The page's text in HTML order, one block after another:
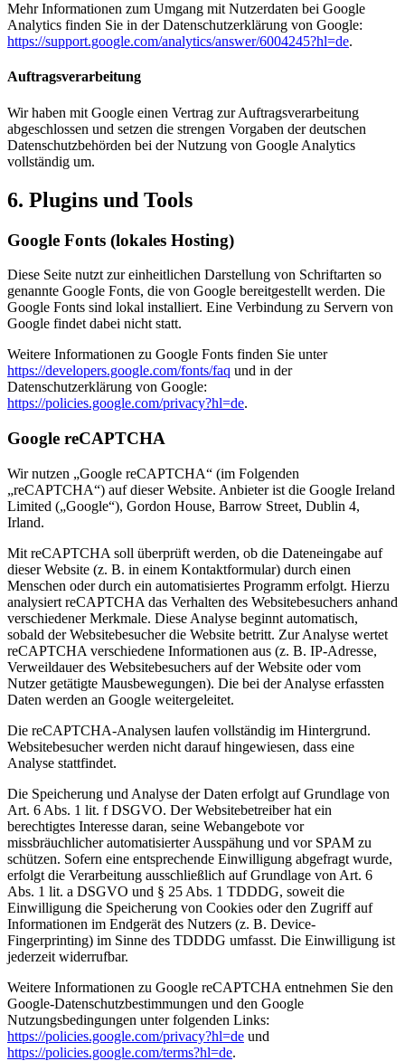
Mehr Informationen zum Umgang mit Nutzerdaten bei Google
Analytics finden Sie in der Datenschutzerklärung von Google:
https://support.google.com/analytics/answer/6004245?hl=de.
Auftragsverarbeitung
Wir haben mit Google einen Vertrag zur Auftragsverarbeitung
abgeschlossen und setzen die strengen Vorgaben der deutschen
Datenschutzbehörden bei der Nutzung von Google Analytics
vollständig um.
6. Plugins und Tools
Google Fonts (lokales Hosting)
Diese Seite nutzt zur einheitlichen Darstellung von Schriftarten so
genannte Google Fonts, die von Google bereitgestellt werden. Die
Google Fonts sind lokal installiert. Eine Verbindung zu Servern von
Google findet dabei nicht statt.
Weitere Informationen zu Google Fonts finden Sie unter
https://developers.google.com/fonts/faq und in der
Datenschutzerklärung von Google:
https://policies.google.com/privacy?hl=de.
Google reCAPTCHA
Wir nutzen „Google reCAPTCHA“ (im Folgenden
„reCAPTCHA“) auf dieser Website. Anbieter ist die Google Ireland
Limited („Google“), Gordon House, Barrow Street, Dublin 4,
Irland.
Mit reCAPTCHA soll überprüft werden, ob die Dateneingabe auf
dieser Website (z. B. in einem Kontaktformular) durch einen
Menschen oder durch ein automatisiertes Programm erfolgt. Hierzu
analysiert reCAPTCHA das Verhalten des Websitebesuchers anhand
verschiedener Merkmale. Diese Analyse beginnt automatisch,
sobald der Websitebesucher die Website betritt. Zur Analyse wertet
reCAPTCHA verschiedene Informationen aus (z. B. IP-Adresse,
Verweildauer des Websitebesuchers auf der Website oder vom
Nutzer getätigte Mausbewegungen). Die bei der Analyse erfassten
Daten werden an Google weitergeleitet.
Die reCAPTCHA-Analysen laufen vollständig im Hintergrund.
Websitebesucher werden nicht darauf hingewiesen, dass eine
Analyse stattfindet.
Die Speicherung und Analyse der Daten erfolgt auf Grundlage von
Art. 6 Abs. 1 lit. f DSGVO. Der Websitebetreiber hat ein
berechtigtes Interesse daran, seine Webangebote vor
missbräuchlicher automatisierter Ausspähung und vor SPAM zu
schützen. Sofern eine entsprechende Einwilligung abgefragt wurde,
erfolgt die Verarbeitung ausschließlich auf Grundlage von Art. 6
Abs. 1 lit. a DSGVO und § 25 Abs. 1 TDDDG, soweit die
Einwilligung die Speicherung von Cookies oder den Zugriff auf
Informationen im Endgerät des Nutzers (z. B. Device-
Fingerprinting) im Sinne des TDDDG umfasst. Die Einwilligung ist
jederzeit widerrufbar.
Weitere Informationen zu Google reCAPTCHA entnehmen Sie den
Google-Datenschutzbestimmungen und den Google
Nutzungsbedingungen unter folgenden Links:
https://policies.google.com/privacy?hl=de und
https://policies.google.com/terms?hl=de.